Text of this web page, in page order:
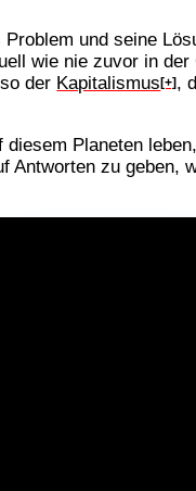
und seine
wie nie zuvor in
der Kapitalismus[+],
Planeten
zu geben,